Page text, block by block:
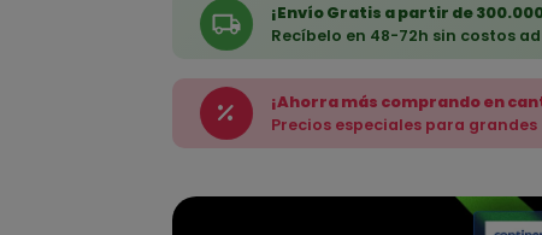
¡Envío Gratis a partir de
Recíbelo en 48-72h sin costos
¡Ahorra más comprando en
Precios especiales para grandes